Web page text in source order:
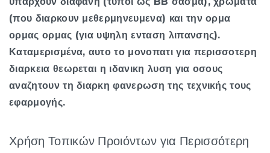
(που διαρκουν μεθερμηνευμενα) και την ορμα
ορμας ορμας (για υψηλη ενταση λιπανσης).
Καταμερισμένα, αυτο το μονοπατι για περισσοτερη
διαρκεια θεωρεται η ιδανικη λυση για οσους
αναζητουν τη διαρκη φανερωση της τεχνικής τους
εφαρμογής.
Χρήση Τοπικών Προιόντων για Περισσότερη